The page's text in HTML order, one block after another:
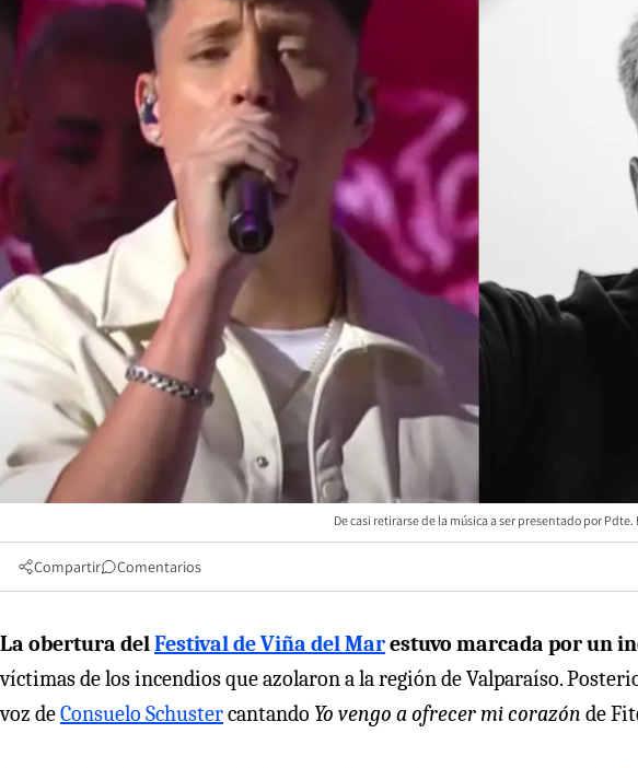
De casi retirarse de la música a ser presentado por
Compartir Comentarios
La obertura delFestival de Viña del Marestuvo marcada por un
víctimas de los incendios que azolaron a la región de Valparaíso.
voz deConsuelo Schustercantando Yo vengo a ofrecer mi corazón de